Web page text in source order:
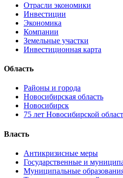
Отрасли экономики
Инвестиции
Экономика
Компании
Земельные участки
Инвестиционная карта
Область
Районы и города
Новосибирская область
Новосибирск
75 лет Новосибирской
Власть
Антикризисные меры
Государственные и
Муниципальные